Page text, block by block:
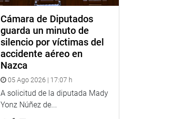
Cámara de Diputados
guarda un minuto de
silencio por víctimas del
accidente aéreo en
Nazca
05 Ago 2026 | 17:07 h
A solicitud de la diputada Mady
Yonz Núñez de...